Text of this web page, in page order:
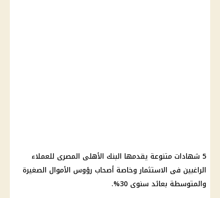
5 شهادات متنوعة يقدمها البنك الأهلى المصرى للعملاء
الراغبين فى الاستثمار وخاصة أصحاب رؤوس الأموال الصغيرة
والمتوسطة بعائد سنوى 30%.